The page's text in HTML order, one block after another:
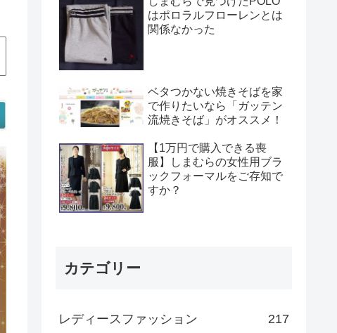
はポロラルフローレンとは
関係なかった
ベタつかない焼きそばを家
で作りたいなら「ガッテン
流焼きそば」がオススメ！
【1万円で購入できる喪
服】しまむらの女性用ブラ
ックフォーマルをご存知で
すか？
カテゴリー
レディースファッション 217